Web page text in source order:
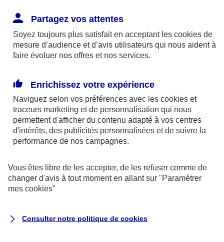
disponibles sur le site axa.fr.
AXA France IARD et AXA France Vie sont
mandataires exclusifs en opérations de
246 et n°13 005 764 (consultable
surwww.orias.fr)
AXA Assistance France Assurances,
S.A au capital de 51 429 430,40 €,
Siège social :
8-10, rue Paul Vaillant Couturier
Partagez vos attentes
Soyez toujours plus satisfait en acceptant les cookies de
mesure d’audience et d’avis utilisateurs qui nous aident à
faire évoluer nos offres et nos services.
Enrichissez votre expérience
Naviguez selon vos préférences avec les cookies et
traceurs marketing et de personnalisation qui nous
permettent d'afficher du contenu adapté à vos centres
d'intérêts, des publicités personnalisées et de suivre la
performance de nos campagnes.
Vous êtes libre de les accepter, de les refuser comme de
changer d'avis à tout moment en allant sur "Paramétrer
mes cookies"
Consulter notre politique de cookies